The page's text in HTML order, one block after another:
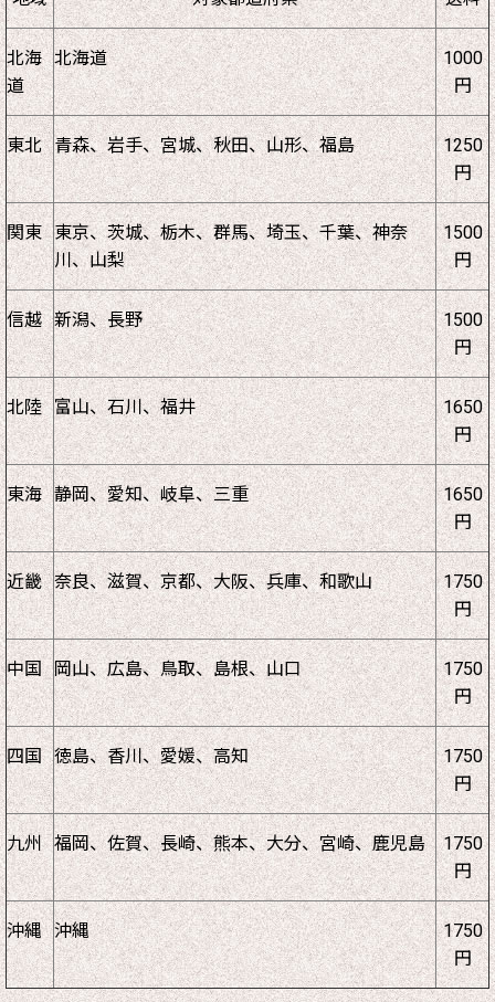
北海
道
北海道
1000
円
東北 青森、岩手、宮城、秋田、山形、福島
1250
円
関東 東京、茨城、栃木、群馬、埼玉、千葉、神奈
川、山梨
1500
円
信越 新潟、長野
1500
円
北陸 富山、石川、福井
1650
円
東海 静岡、愛知、岐阜、三重
1650
円
近畿 奈良、滋賀、京都、大阪、兵庫、和歌山
1750
円
中国 岡山、広島、鳥取、島根、山口
1750
円
四国 徳島、香川、愛媛、高知
1750
円
九州 福岡、佐賀、長崎、熊本、大分、宮崎、鹿児島
1750
円
沖縄 沖縄
1750
円